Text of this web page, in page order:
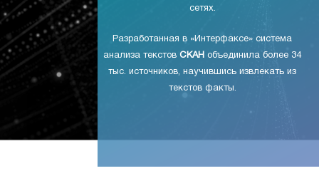
сетях.
Разработанная в «Интерфаксе» система
анализа текстов СКАН объединила более 34
тыс. источников, научившись извлекать из
текстов факты.